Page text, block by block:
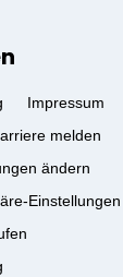
Impressum
melden
ändern
Einstellungen